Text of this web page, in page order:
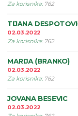
Za korisnika: 762
TIJANA
02.03.2022
Za korisnika: 762
MARIJA (BRANKO)
02.03.2022
Za korisnika: 762
JOVANA BESEVIC
02.03.2022